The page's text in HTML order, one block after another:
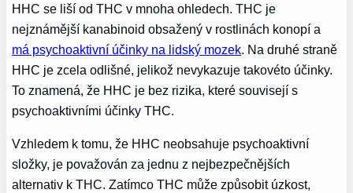
HHC se liší od THC v mnoha ohledech. THC je
nejznámější kanabinoid obsažený v rostlinách konopí a
má psychoaktivní účinky na lidský mozek. Na druhé straně
HHC je zcela odlišné, jelikož nevykazuje takovéto účinky.
To znamená, že HHC je bez rizika, které souvisejí s
psychoaktivními účinky THC.
Vzhledem k tomu, že HHC neobsahuje psychoaktivní
složky, je považován za jednu z nejbezpečnějších
alternativ k THC. Zatímco THC může způsobit úzkost,